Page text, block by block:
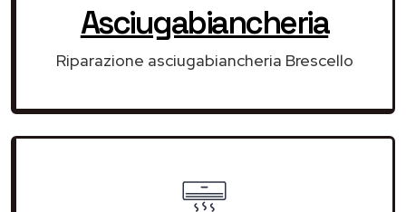
Asciugabiancheria
Riparazione asciugabiancheria Brescello